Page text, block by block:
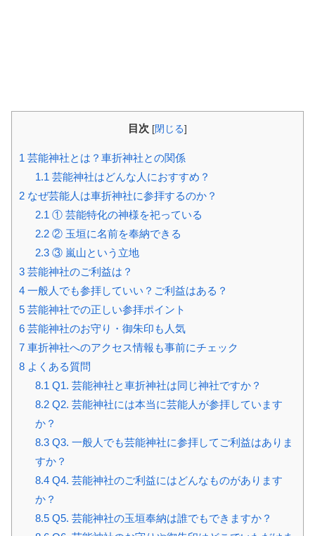
目次 [閉じる]
1 芸能神社とは？車折神社との関係
1.1 芸能神社はどんな人におすすめ？
2 なぜ芸能人は車折神社に参拝するのか？
2.1 ① 芸能特化の神様を祀っている
2.2② 玉垣に名前を奉納できる
2.3③ 嵐山という立地
3 芸能神社のご利益は？
4 一般人でも参拝していい？ご利益はある？
5 芸能神社での正しい参拝ポイント
6 芸能神社のお守り・御朱印も人気
7 車折神社へのアクセス情報も事前にチェック
8 よくある質問
8.1 Q1. 芸能神社と車折神社は同じ神社ですか？
8.2Q2. 芸能神社には本当に芸能人が参拝しています
か？
8.3Q3. 一般人でも芸能神社に参拝してご利益はありま
すか？
8.4Q4. 芸能神社のご利益にはどんなものがあります
か？
8.5Q5. 芸能神社の玉垣奉納は誰でもできますか？